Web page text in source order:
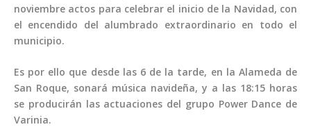
noviembre actos para celebrar el inicio de la Navidad, con
el encendido del alumbrado extraordinario en todo el
municipio.
Es por ello que desde las 6 de la tarde, en la Alameda de
San Roque, sonará música navideña, y a las 18:15 horas
se producirán las actuaciones del grupo Power Dance de
Varinia.